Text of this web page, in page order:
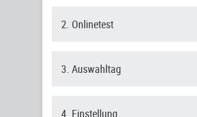
2. Onlinetest
3. Auswahltag
4. Einstellung